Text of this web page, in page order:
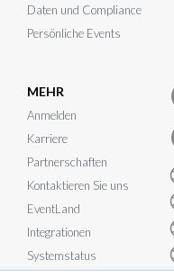
Daten und Compliance
Persönliche Events
MEHR
Anmelden
Karriere
Partnerschaften
Kontaktieren Sie uns
EventLand
Integrationen
Systemstatus